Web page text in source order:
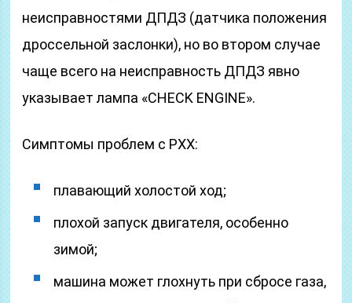
неисправностями ДПДЗ (датчика положения
дроссельной заслонки), но во втором случае
чаще всего на неисправность ДПДЗ явно
указывает лампа «CHECK ENGINE».
Симптомы проблем с РХХ:
плавающий холостой ход;
плохой запуск двигателя, особенно
зимой;
машина может глохнуть при сбросе газа,